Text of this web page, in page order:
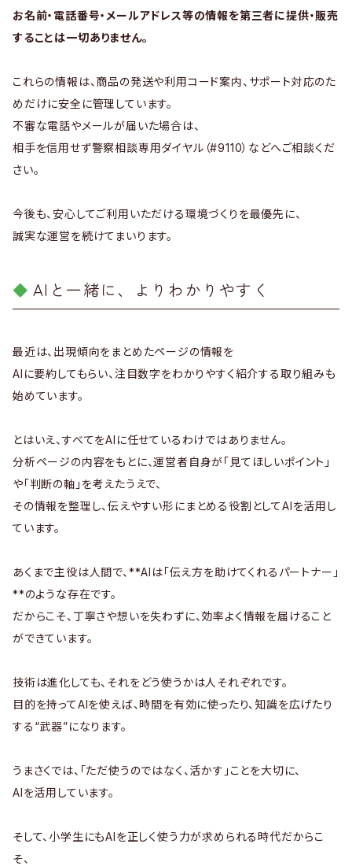
お名前・電話番号・メールアドレス等の情報を第三者に提供・販売
することは一切ありません。
これらの情報は、商品の発送や利用コード案内、サポート対応のた
めだけに安全に管理しています。
不審な電話やメールが届いた場合は、
相手を信用せず警察相談専用ダイヤル（#9110）などへご相談くだ
さい。
今後も、安心してご利用いただける環境づくりを最優先に、
誠実な運営を続けてまいります。
AIと一緒に、よりわかりやすく
最近は、出現傾向をまとめたページの情報を
AIに要約してもらい、注目数字をわかりやすく紹介する取り組みも
始めています。
とはいえ、すべてをAIに任せているわけではありません。
分析ページの内容をもとに、運営者自身が「見てほしいポイント」
や「判断の軸」を考えたうえで、
その情報を整理し、伝えやすい形にまとめる役割としてAIを活用し
ています。
あくまで主役は人間で、**AIは「伝え方を助けてくれるパートナー」
**のような存在です。
だからこそ、丁寧さや想いを失わずに、効率よく情報を届けること
ができています。
技術は進化しても、それをどう使うかは人それぞれです。
目的を持ってAIを使えば、時間を有効に使ったり、知識を広げたり
する“武器”になります。
うまさくでは、「ただ使うのではなく、活かす」ことを大切に、
AIを活用しています。
そして、小学生にもAIを正しく使う力が求められる時代だからこ
そ、